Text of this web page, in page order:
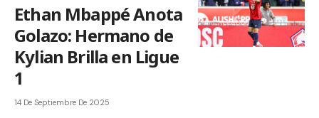
Ethan Mbappé Anota
Golazo: Hermano de
Kylian Brilla en Ligue
1
14 De Septiembre De 2025